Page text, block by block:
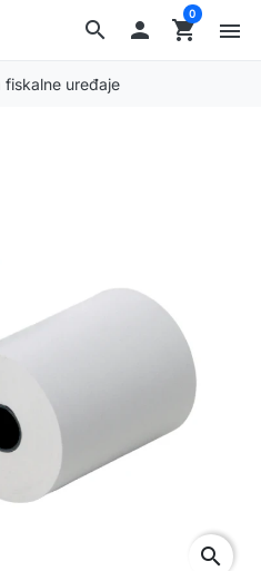
search  shopping_cart
0
menu
fiskalne uređaje
search